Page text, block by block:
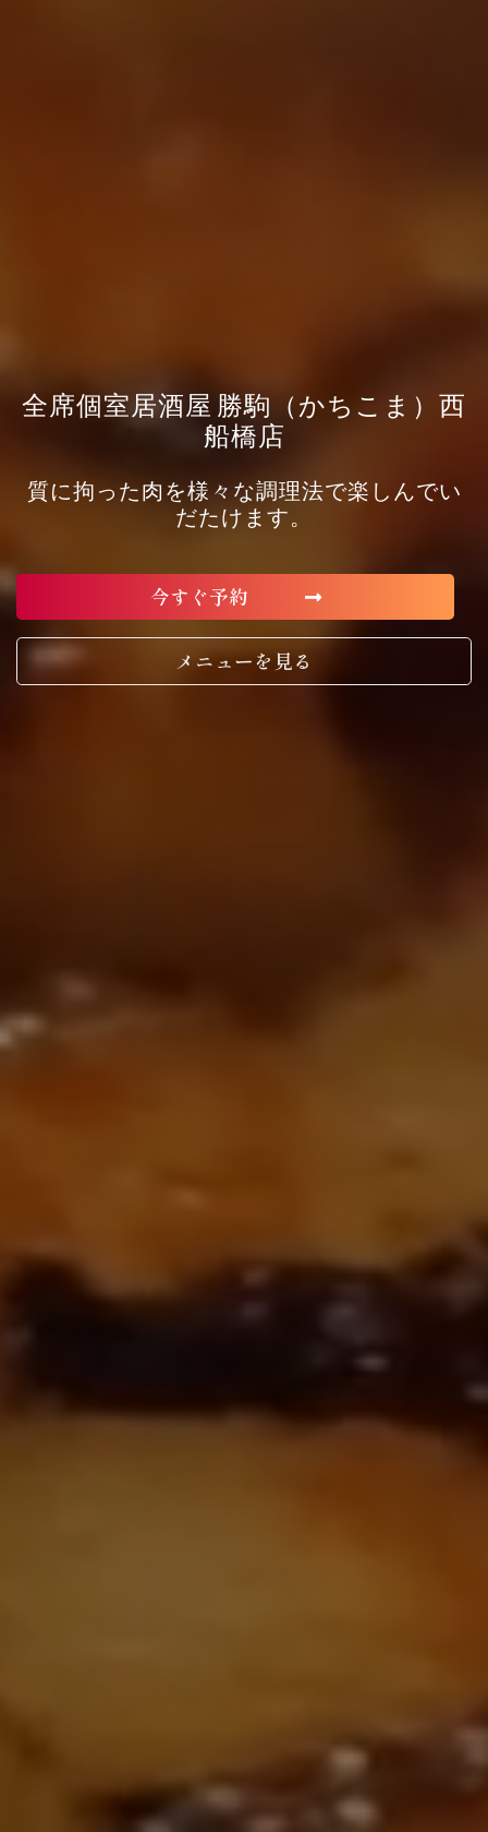
全席個室居酒屋 勝駒（かちこま）西
船橋店
質に拘った肉を様々な調理法で楽しんでい
だたけます。
今すぐ予約
メニューを見る